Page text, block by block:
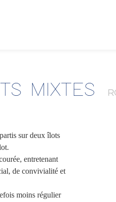
MIXTES
sur deux îlots
entretenant
de convivialité et
moins régulier